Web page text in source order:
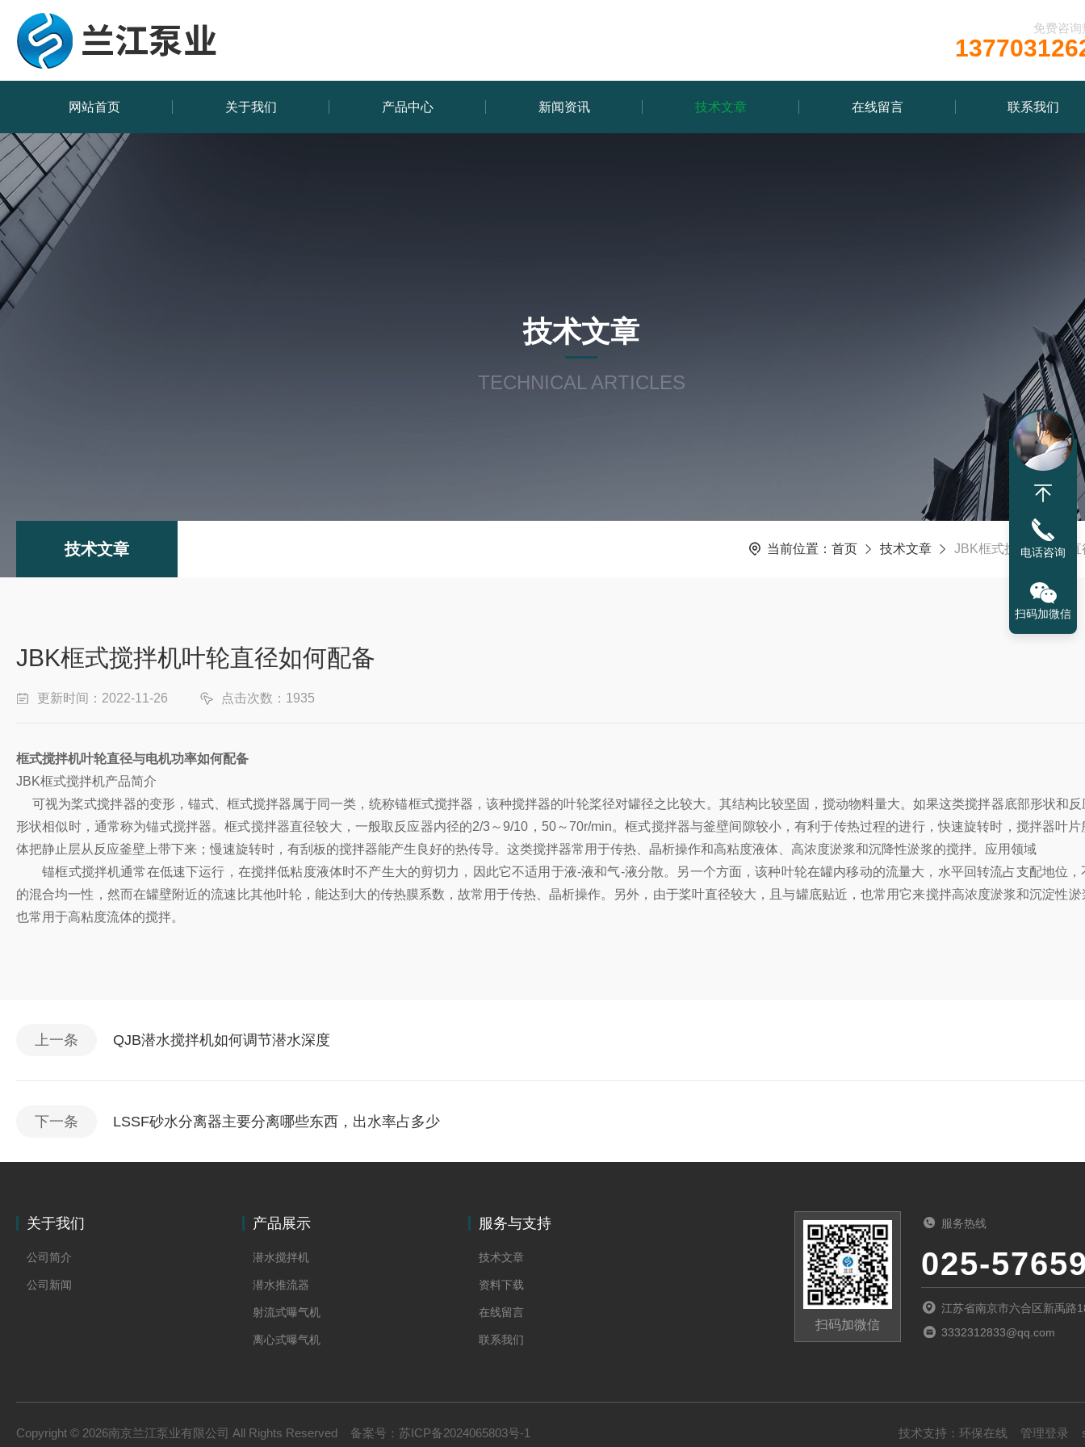
免费咨询
网站首页 关于我们 产品中心 新闻资讯 技术文章 在线留言 联系我们
技术文章
TECHNICAL ARTICLES
技术文章 当前位置： 首页 技术文章 JBK框式搅拌机叶轮
JBK框式搅拌机叶轮直径如何配备
更新时间：2022-11-26 点击次数：1935
框式搅拌机叶轮直径与电机功率如何配备
JBK框式搅拌机产品简介
可视为桨式搅拌器的变形，锚式、框式搅拌器属于同一类，统称锚框式搅拌器，该种搅拌器的叶轮桨径对罐径之比较大。其结构比较坚固，搅动物料量大。如果这类搅拌器底部形状和反
形状相似时，通常称为锚式搅拌器。框式搅拌器直径较大，一般取反应器内径的2/3～9/10，50～70r/min。框式搅拌器与釜壁间隙较小，有利于传热过程的进行，快速旋转时，搅拌器叶片
体把静止层从反应釜壁上带下来；慢速旋转时，有刮板的搅拌器能产生良好的热传导。这类搅拌器常用于传热、晶析操作和高粘度液体、高浓度淤浆和沉降性淤浆的搅拌。应用领域
锚框式搅拌机通常在低速下运行，在搅拌低粘度液体时不产生大的剪切力，因此它不适用于液-液和气-液分散。另一个方面，该种叶轮在罐内移动的流量大，水平回转流占支配地位，
的混合均一性，然而在罐壁附近的流速比其他叶轮，能达到大的传热膜系数，故常用于传热、晶析操作。另外，由于桨叶直径较大，且与罐底贴近，也常用它来搅拌高浓度淤浆和沉淀性
也常用于高粘度流体的搅拌。
上一条 QJB潜水搅拌机如何调节潜水深度
下一条 LSSF砂水分离器主要分离哪些东西，出水率占多少
关于我们
公司简介
公司新闻
产品展示
潜水搅拌机
潜水推流器
射流式曝气机
离心式曝气机
服务与支持
技术文章
资料下载
在线留言
联系我们
扫码加微信
服务热线
025-
江苏省南京市六合区新禹路
3332312833@qq.com
Copyright © 2026南京兰江泵业有限公司 All Rights Reserved 备案号： 苏ICP备2024065803号-1 技术支持： 环保在线 管理登录
电话咨询
扫码加微信